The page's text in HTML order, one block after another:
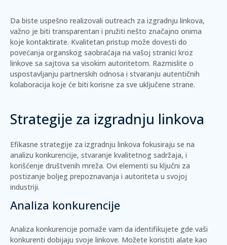
Da biste uspešno realizovali outreach za izgradnju linkova,
važno je biti transparentan i pružiti nešto značajno onima
koje kontaktirate. Kvalitetan pristup može dovesti do
povećanja organskog saobraćaja na vašoj stranici kroz
linkove sa sajtova sa visokim autoritetom. Razmislite o
uspostavljanju partnerskih odnosa i stvaranju autentičnih
kolaboracija koje će biti korisne za sve uključene strane.
Strategije za izgradnju linkova
Efikasne strategije za izgradnju linkova fokusiraju se na
analizu konkurencije, stvaranje kvalitetnog sadržaja, i
korišćenje društvenih mreža. Ovi elementi su ključni za
postizanje boljeg prepoznavanja i autoriteta u svojoj
industriji.
Analiza konkurencije
Analiza konkurencije pomaže vam da identifikujete gde vaši
konkurenti dobijaju svoje linkove. Možete koristiti alate kao